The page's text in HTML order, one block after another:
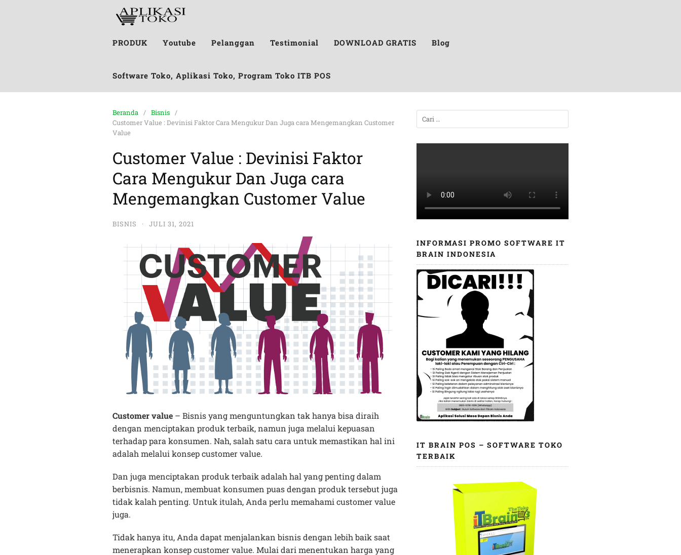
PRODUK Youtube Pelanggan Testimonial DOWNLOAD GRATIS Blog
Software Toko, Aplikasi Toko, Program Toko ITB POS
Beranda
Bisnis
Customer Value : Devinisi Faktor Cara Mengukur Dan Juga cara Mengemangkan Customer
Value
Customer Value : Devinisi Faktor
Cara Mengukur Dan Juga cara
Mengemangkan Customer Value
BISNIS · JULI 31, 2021
Customer value – Bisnis yang menguntungkan tak hanya bisa diraih
dengan menciptakan produk terbaik, namun juga melalui kepuasan
terhadap para konsumen. Nah, salah satu cara untuk memastikan hal ini
adalah melalui konsep customer value.
Dan juga menciptakan produk terbaik adalah hal yang penting dalam
berbisnis. Namun, membuat konsumen puas dengan produk tersebut juga
tidak kalah penting. Untuk itulah, Anda perlu memahami customer value
juga.
Tidak hanya itu, Anda dapat menjalankan bisnis dengan lebih baik saat
menerapkan konsep customer value. Mulai dari menentukan harga yang
INFORMASI PROMO SOFTWARE IT
BRAIN INDONESIA
IT BRAIN POS – SOFTWARE TOKO
TERBAIK